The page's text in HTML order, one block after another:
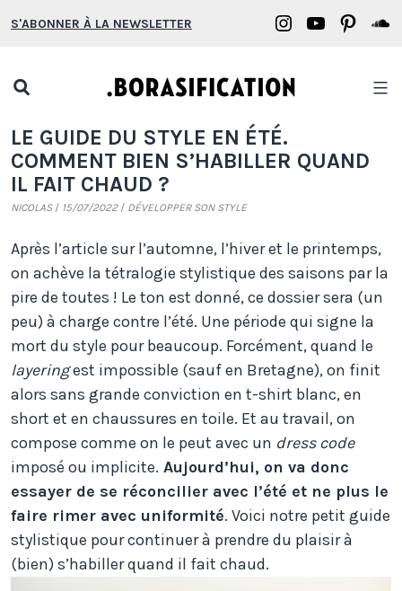
au
S'ABONNER À LA NEWSLETTER
Borasification
popup
LE GUIDE DU STYLE EN ÉTÉ.
COMMENT BIEN S’HABILLER QUAND
IL FAIT CHAUD ?
NICOLAS 15/07/2022 DÉVELOPPER SON STYLE
Après l’article sur l’automne, l’hiver et le printemps,
on achève la tétralogie stylistique des saisons par la
pire de toutes ! Le ton est donné, ce dossier sera (un
peu) à charge contre l’été. Une période qui signe la
mort du style pour beaucoup. Forcément, quand le
layeringest impossible (sauf en Bretagne), on finit
alors sans grande conviction en t-shirt blanc, en
short et en chaussures en toile. Et au travail, on
compose comme on le peut avec un dress code
imposé ou implicite. Aujourd’hui, on va donc
essayer de se réconcilier avec l’été et ne plus le
faire rimer avec uniformité. Voici notre petit guide
stylistique pour continuer à prendre du plaisir à
(bien) s’habiller quand il fait chaud.